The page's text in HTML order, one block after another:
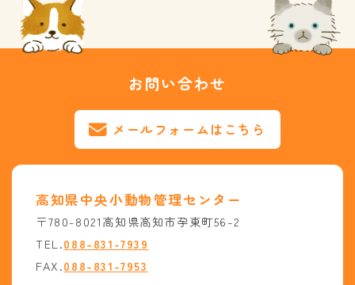
お問い合わせ
メールフォームはこちら
高知県中央小動物管理センター
〒780-8021高知県高知市孕東町56-2
TEL.088-831-7939
FAX.088-831-7953